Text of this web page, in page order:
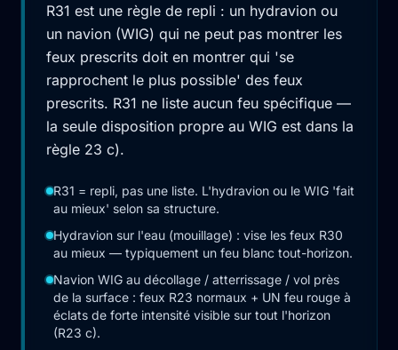
R31 est une règle de repli : un hydravion ou
un navion (WIG) qui ne peut pas montrer les
feux prescrits doit en montrer qui 'se
rapprochent le plus possible' des feux
prescrits. R31 ne liste aucun feu spécifique —
la seule disposition propre au WIG est dans la
règle 23 c).
R31 = repli, pas une liste. L'hydravion ou le WIG 'fait
au mieux' selon sa structure.
Hydravion sur l'eau (mouillage) : vise les feux R30
au mieux — typiquement un feu blanc tout-horizon.
Navion WIG au décollage / atterrissage / vol près
de la surface : feux R23 normaux + UN feu rouge à
éclats de forte intensité visible sur tout l'horizon
(R23 c).